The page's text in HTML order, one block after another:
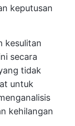
keputusan
kesulitan
secara
tidak
untuk
kehilangan